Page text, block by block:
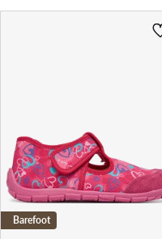
Barefoot